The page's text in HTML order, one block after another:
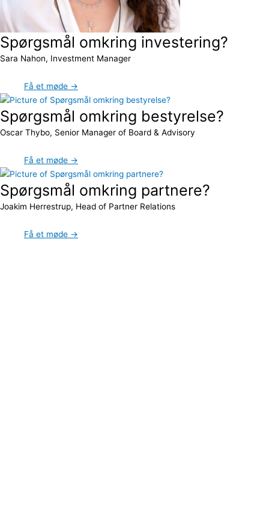
Spørgsmål omkring investering?
Sara Nahon, Investment Manager
Få et møde →
Spørgsmål omkring bestyrelse?
Oscar Thybo, Senior Manager of Board & Advisory
Få et møde →
Spørgsmål omkring partnere?
Joakim Herrestrup, Head of Partner Relations
Få et møde →